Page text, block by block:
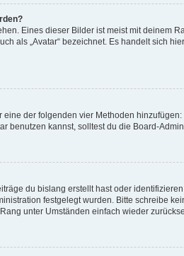
Eines dieser Bilder ist meist mit deinem
als „Avatar“ bezeichnet. Es handelt sich
der folgenden vier Methoden
benutzen kannst, solltest du die Board-
du bislang erstellt hast oder
festgelegt wurden. Bitte schreibe
unter Umständen einfach wieder